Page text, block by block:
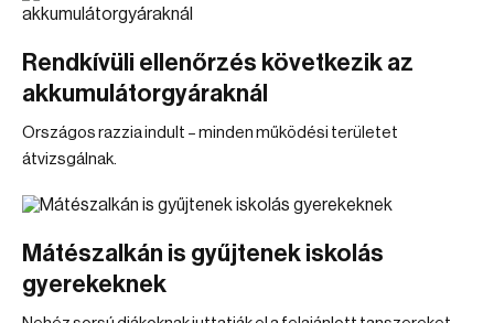
Rendkívüli ellenőrzés következik az
akkumulátorgyáraknál
Országos razzia indult – minden működési területet
átvizsgálnak.
Mátészalkán is gyűjtenek iskolás
gyerekeknek